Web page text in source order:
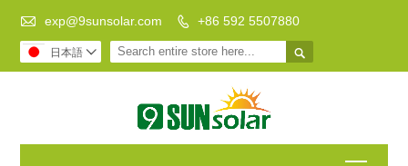
 exp@9sunsolar.com  +86 592 5507880

日本語 